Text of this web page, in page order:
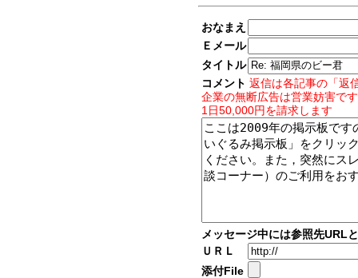
おなまえ
Ｅメール
タイトル
コメント 返信は各記事の「返
企業の無断広告は営業妨害で
1日50,000円を請求します
メッセージ中には参照先URL
ＵＲＬ
添付File